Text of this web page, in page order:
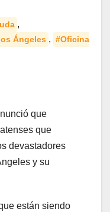
,
Ángeles , #Oficina
que
que
devastadores
y su
están siendo